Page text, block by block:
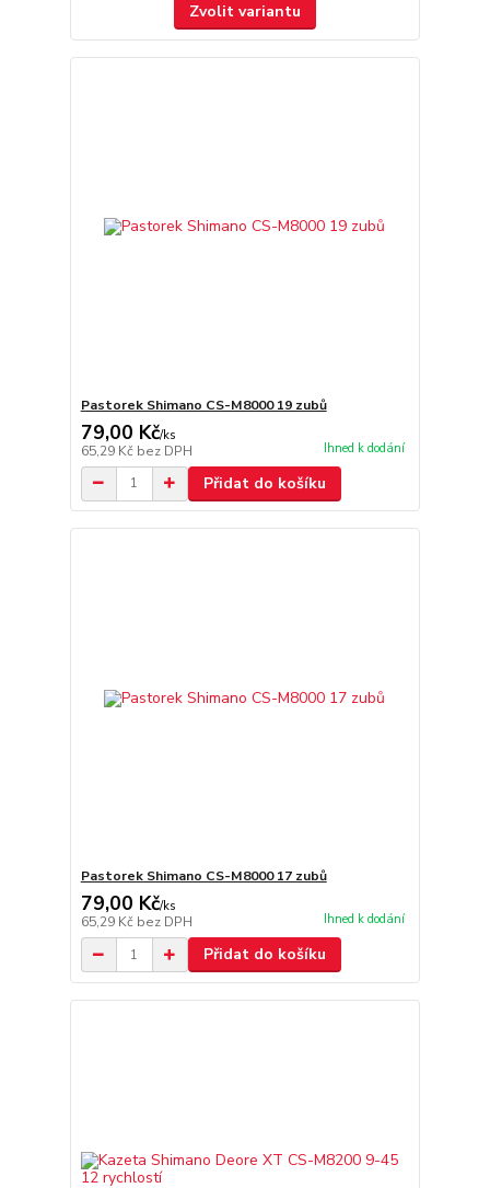
Zvolit variantu
Pastorek Shimano CS-M8000 19 zubů
79,00 Kč/ks
65,29 Kč bez DPH Ihned k dodání
Přidat do košíku
Pastorek Shimano CS-M8000 17 zubů
79,00 Kč/ks
65,29 Kč bez DPH Ihned k dodání
Přidat do košíku